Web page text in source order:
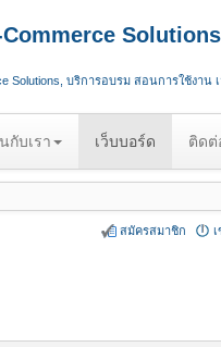
Solutions
Solutions, บริการอบรม สอนการใช้งาน
กับเรา เว็บบอร์ด ติดต่
สมัครสมาชิก